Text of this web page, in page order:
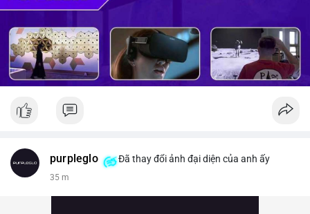
purpleglo Đã thay đổi ảnh đại diện của anh ấy
35 m